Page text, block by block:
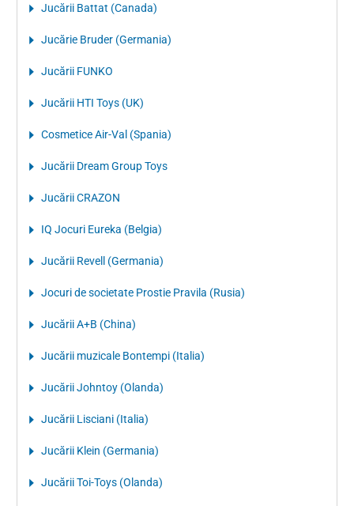
Jucării Battat (Canada)
Jucărie Bruder (Germania)
Jucării FUNKO
Jucării HTI Toys (UK)
Cosmetice Air-Val (Spania)
Jucării Dream Group Toys
Jucării CRAZON
IQ Jocuri Eureka (Belgia)
Jucării Revell (Germania)
Jocuri de societate Prostie Pravila (Rusia)
Jucării A+B (China)
Jucării muzicale Bontempi (Italia)
Jucării Johntoy (Olanda)
Jucării Lisciani (Italia)
Jucării Klein (Germania)
Jucării Toi-Toys (Olanda)